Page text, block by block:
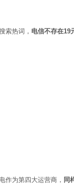
索热词， 电信不存在19
作为第四大运营商， 同